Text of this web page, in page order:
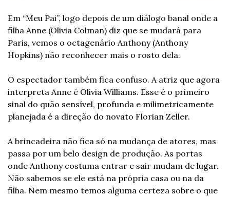
Em “Meu Pai”, logo depois de um diálogo banal onde a
filha Anne (Olivia Colman) diz que se mudará para
Paris, vemos o octagenário Anthony (Anthony
Hopkins) não reconhecer mais o rosto dela.
O espectador também fica confuso. A atriz que agora
interpreta Anne é Olivia Williams. Esse é o primeiro
sinal do quão sensível, profunda e milimetricamente
planejada é a direção do novato Florian Zeller.
A brincadeira não fica só na mudança de atores, mas
passa por um belo design de produção. As portas
onde Anthony costuma entrar e sair mudam de lugar.
Não sabemos se ele está na própria casa ou na da
filha. Nem mesmo temos alguma certeza sobre o que